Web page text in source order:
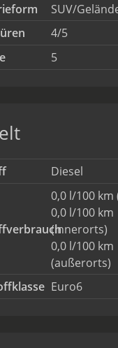
SUV/
4/5
5
Diesel
0,0 l/100 km
0,0 l/100 km
(innerorts)
0,0 l/100 km
(außerorts)
Euro6